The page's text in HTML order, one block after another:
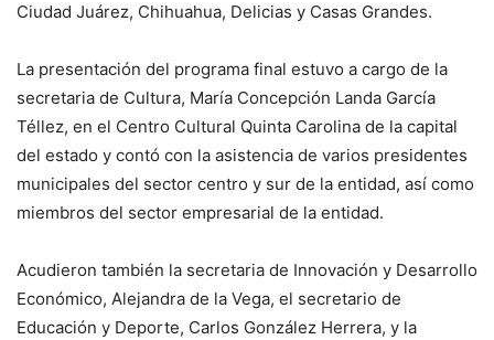
Ciudad Juárez, Chihuahua, Delicias y Casas Grandes.
La presentación del programa final estuvo a cargo de la
secretaria de Cultura, María Concepción Landa García
Téllez, en el Centro Cultural Quinta Carolina de la capital
del estado y contó con la asistencia de varios presidentes
municipales del sector centro y sur de la entidad, así como
miembros del sector empresarial de la entidad.
Acudieron también la secretaria de Innovación y Desarrollo
Económico, Alejandra de la Vega, el secretario de
Educación y Deporte, Carlos González Herrera, y la